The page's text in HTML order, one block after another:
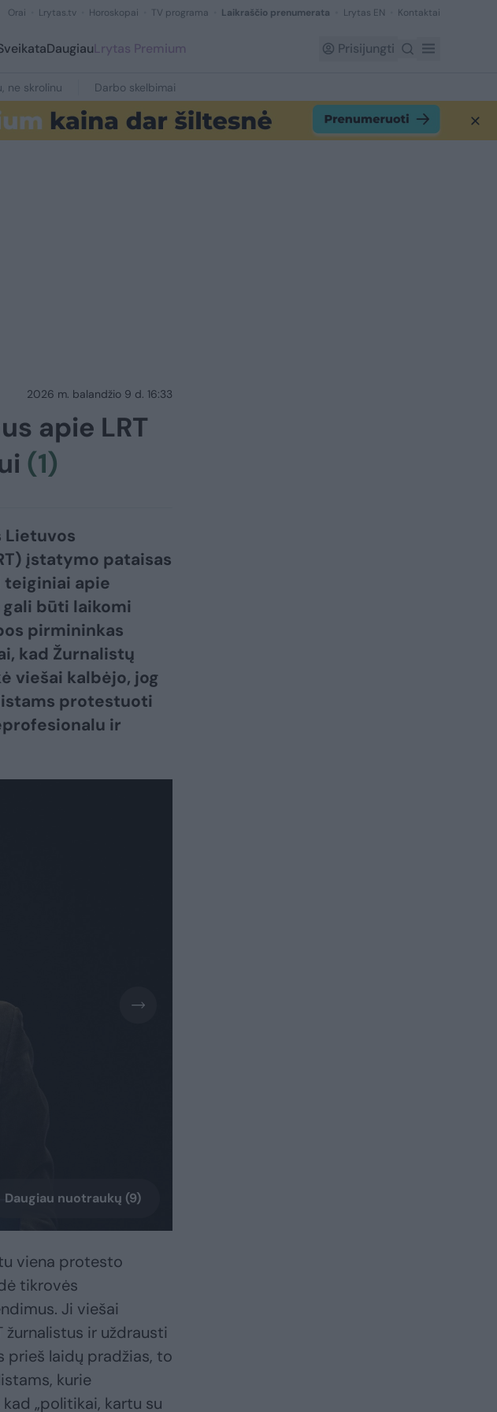
Orai Lrytas.tv Horoskopai TV programa Laikraščio prenumerata Lrytas EN Kontaktai
DaugiauLrytas Premium Prisijungti
ne skrolinu Darbo skelbimai
2026 m. balandžio 9 d. 16:33
apie LRT
(1)
įstatymo pataisas
apie
būti laikomi
pirmininkas
kad Žurnalistų
viešai kalbėjo, jog
protestuoti
ir
Daugiau nuotraukų (9)
viena protesto
tikrovės
Ji viešai
žurnalistus ir uždrausti
laidų pradžias, to
kurie
„politikai, kartu su